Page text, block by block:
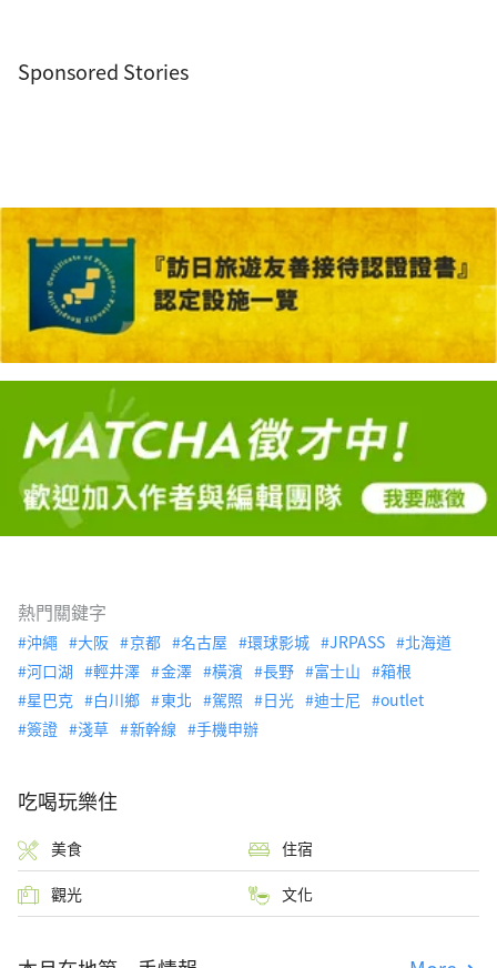
Sponsored Stories
熱門關鍵字
沖繩 大阪 京都 名古屋 環球影城 JRPASS
北海道
河口湖
輕井澤 金澤 橫濱 長野 富士山
箱根
星巴克
白川鄉 東北 駕照 日光 迪士尼
outlet
簽證
淺草 新幹線 手機申辦
吃喝玩樂住
美食 住宿
觀光 文化